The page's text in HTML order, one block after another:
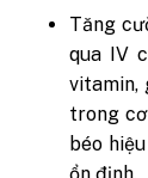
Tăng
qua IV
vitamin,
trong
béo